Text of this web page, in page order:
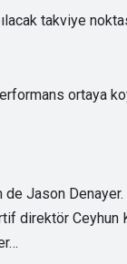
takviye
ortaya
de Jason
direktör Ceyhun